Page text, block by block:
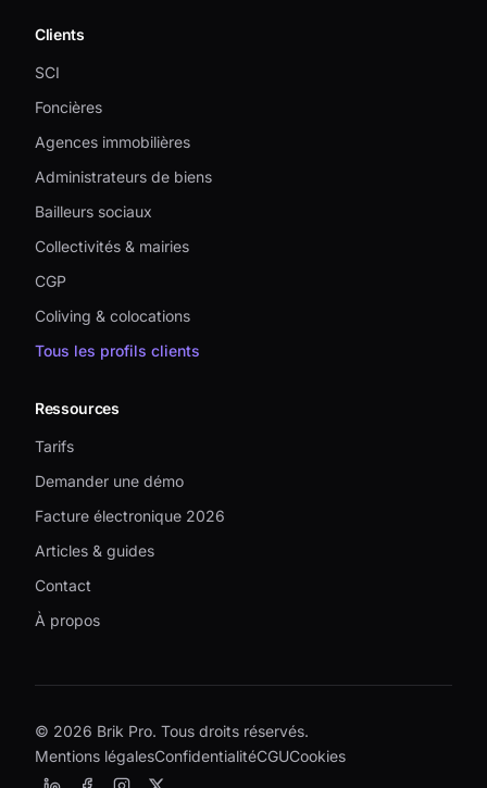
Clients
SCI
Foncières
Agences immobilières
Administrateurs de biens
Bailleurs sociaux
Collectivités & mairies
CGP
Coliving & colocations
Tous les profils clients
Ressources
Tarifs
Demander une démo
Facture électronique 2026
Articles & guides
Contact
À propos
© 2026 Brik Pro. Tous droits réservés.
Mentions légalesConfidentialitéCGUCookies